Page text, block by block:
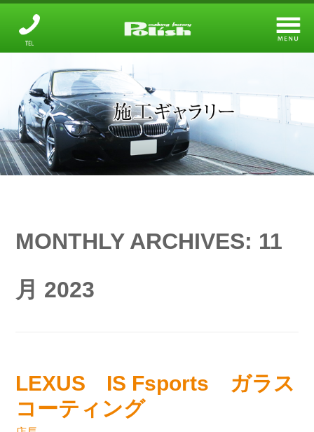
メーキングファクトリ
設備と技術について
ガラスコーティング
オプションメニュー
MONTHLY ARCHIVES: 11
月 2023
LEXUS IS Fsports ガラス
コーティング